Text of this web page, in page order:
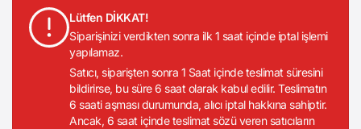
Lütfen DİKKAT!
Siparişinizi verdikten sonra ilk 1 saat içinde iptal işlemi
yapılamaz.
Satıcı, siparişten sonra 1 Saat içinde teslimat süresini
bildirirse, bu süre 6 saat olarak kabul edilir. Teslimatın
6 saati aşması durumunda, alıcı iptal hakkına sahiptir.
Ancak, 6 saat içinde teslimat sözü veren satıcıların